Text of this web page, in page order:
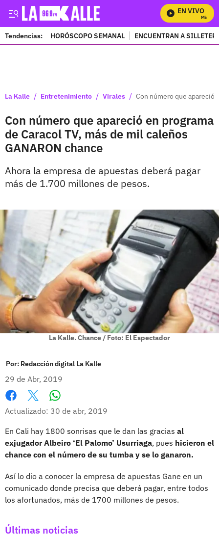
EN VIVO
Mira
Tendencias: HORÓSCOPO SEMANAL ENCUENTRAN A
La Kalle / Entretenimiento / Virales / Con número que apareció
Con número que apareció en programa
de Caracol TV, más de mil caleños
GANARON chance
Ahora la empresa de apuestas deberá pagar
más de 1.700 millones de pesos.
La Kalle. Chance / Foto: El Espectador
Por: Redacción digital La Kalle
29 de Abr, 2019
Facebook
X
Actualizado: 30 de abr, 2019
En Cali hay 1800 sonrisas que le dan las gracias al
exjugador Albeiro ‘El Palomo’ Usurriaga, pues hicieron el
chance con el número de su tumba y se lo ganaron.
Así lo dio a conocer la empresa de apuestas Gane en un
comunicado donde precisa que deberá pagar, entre todos
los afortunados, más de 1700 millones de pesos.
Últimas noticias